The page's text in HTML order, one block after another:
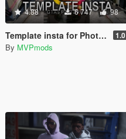
4.88 6 747 98
Template insta for PhotoShop 1.0
By MVPmods